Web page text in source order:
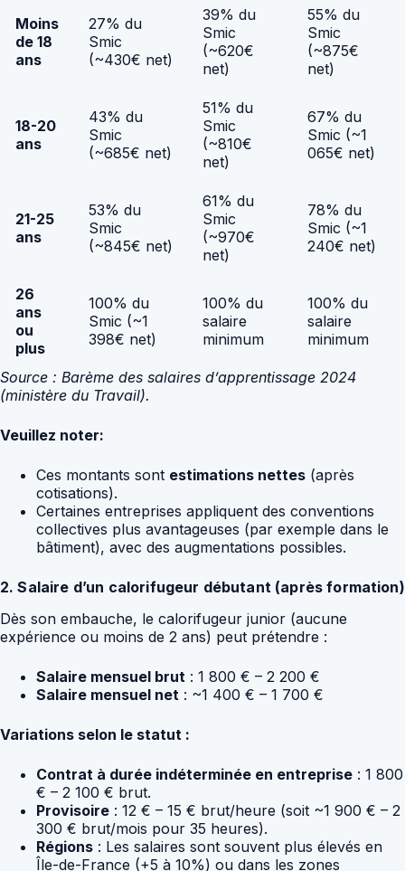
Moins
de 18
ans
27% du
Smic
(~430€ net)
39% du
Smic
(~620€
net)
55% du
Smic
(~875€
net)
18-20
ans
43% du
Smic
(~685€ net)
51% du
Smic
(~810€
net)
67% du
Smic (~1
065€ net)
21-25
ans
53% du
Smic
(~845€ net)
61% du
Smic
(~970€
net)
78% du
Smic (~1
240€ net)
26
ans
ou
plus
100% du
Smic (~1
398€ net)
100% du
salaire
minimum
100% du
salaire
minimum
Source : Barème des salaires d’apprentissage 2024
(ministère du Travail).
Veuillez noter:
Ces montants sont estimations nettes (après
cotisations).
Certaines entreprises appliquent des conventions
collectives plus avantageuses (par exemple dans le
bâtiment), avec des augmentations possibles.
2. Salaire d’un calorifugeur débutant (après formation)
Dès son embauche, le calorifugeur junior (aucune
expérience ou moins de 2 ans) peut prétendre :
Salaire mensuel brut : 1 800 € – 2 200 €
Salaire mensuel net : ~1 400 € – 1 700 €
Variations selon le statut :
Contrat à durée indéterminée en entreprise : 1 800
€ – 2 100 € brut.
Provisoire : 12 € – 15 € brut/heure (soit ~1 900 € – 2
300 € brut/mois pour 35 heures).
Régions : Les salaires sont souvent plus élevés en
Île-de-France (+5 à 10%) ou dans les zones